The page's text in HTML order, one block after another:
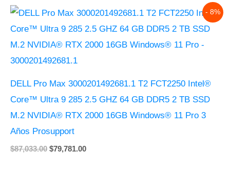
- 8%
DELL Pro Max 3000201492681.1 T2 FCT2250 Intel®
Core™ Ultra 9 285 2.5 GHZ 64 GB DDR5 2 TB SSD
M.2 NVIDIA® RTX 2000 16GB Windows® 11 Pro 3
Años Prosupport
$87,033.00
Original
was:
$79,781.00
Current
is: